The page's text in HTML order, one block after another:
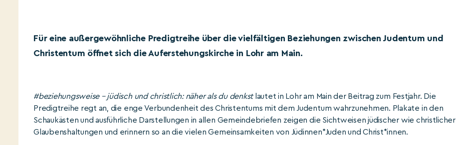
Für eine außergewöhnliche Predigtreihe über die vielfältigen Beziehungen zwischen Judentum und
Christentum öffnet sich die Auferstehungskirche in Lohr am Main.
#beziehungsweise – jüdisch und christlich: näher als du denkstlautet in Lohr am Main der Beitrag zum Festjahr. Die
Predigtreihe regt an, die enge Verbundenheit des Christentums mit dem Judentum wahrzunehmen. Plakate in den
Schaukästen und ausführliche Darstellungen in allen Gemeindebriefen zeigen die Sichtweisen jüdischer wie christlicher
Glaubenshaltungen und erinnern so an die vielen Gemeinsamkeiten von Jüdinnen*Juden und Christ*innen.